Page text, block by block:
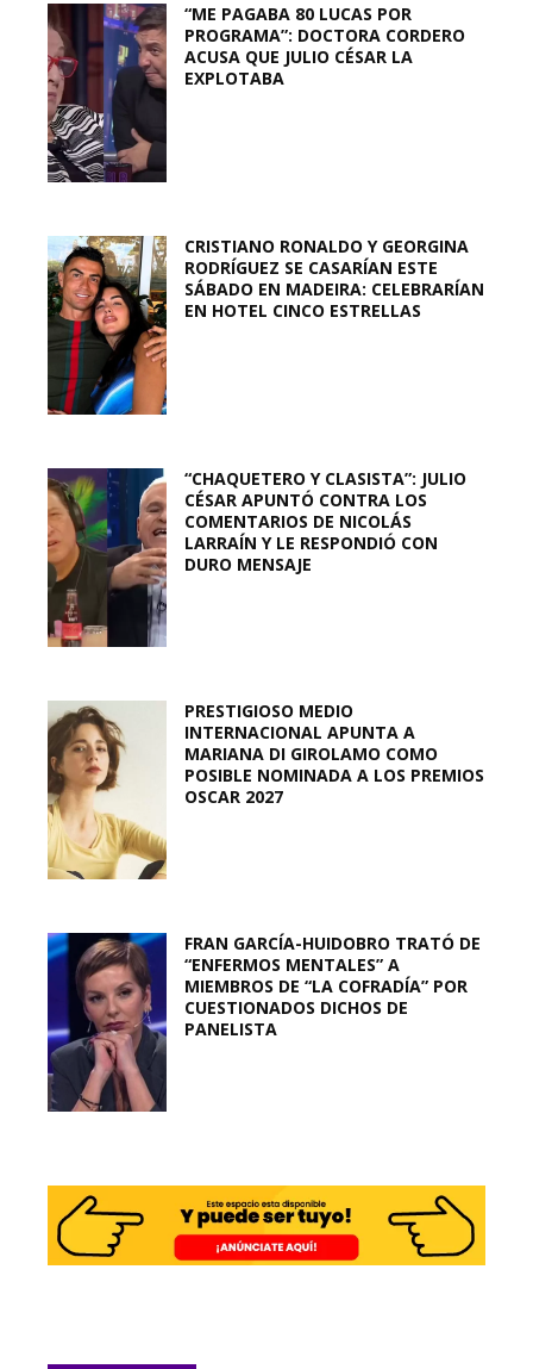
“ME PAGABA 80 LUCAS POR
PROGRAMA”: DOCTORA CORDERO
ACUSA QUE JULIO CÉSAR LA
EXPLOTABA
CRISTIANO RONALDO Y GEORGINA
RODRÍGUEZ SE CASARÍAN ESTE
SÁBADO EN MADEIRA: CELEBRARÍAN
EN HOTEL CINCO ESTRELLAS
“CHAQUETERO Y CLASISTA”: JULIO
CÉSAR APUNTÓ CONTRA LOS
COMENTARIOS DE NICOLÁS
LARRAÍN Y LE RESPONDIÓ CON
DURO MENSAJE
PRESTIGIOSO MEDIO
INTERNACIONAL APUNTA A
MARIANA DI GIROLAMO COMO
POSIBLE NOMINADA A LOS PREMIOS
OSCAR 2027
FRAN GARCÍA-HUIDOBRO TRATÓ DE
“ENFERMOS MENTALES” A
MIEMBROS DE “LA COFRADÍA” POR
CUESTIONADOS DICHOS DE
PANELISTA